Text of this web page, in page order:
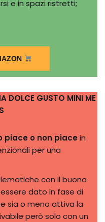
e in spazi ristretti;
DOLCE GUSTO MINI ME
piace o non piacein
per una
con il buono
dato in fase di
sia o meno attiva la
però solo con un